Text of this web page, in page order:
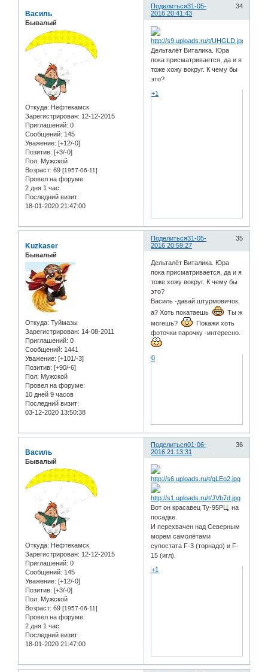
Поделиться 34
31-05-
2016 20:41:43
Василь
Бывалый
Откуда: Нефтекамск
Зарегистрирован: 12-12-2015
Приглашений: 0
Сообщений: 145
Уважение: [+12/-0]
Позитив: [+3/-0]
Пол: Мужской
Возраст: 69 [1957-06-11]
Провел на форуме:
2 дня 1 час
Последний визит:
18-01-2020 21:47:00
Дельталёт Виталика. Юра
пока присматривается, да и я
тоже хожу вокруг. К чему бы
это?
+1
Поделиться 35
31-05-
2016 20:59:27
Kuzkaser
Бывалый
Откуда: Туймазы
Зарегистрирован: 14-08-2011
Приглашений: 0
Сообщений: 1441
Уважение: [+101/-3]
Позитив: [+90/-6]
Пол: Мужской
Провел на форуме:
10 дней 9 часов
Последний визит:
03-12-2020 13:50:38
Дельталёт Виталика. Юра
пока присматривается, да и я
тоже хожу вокруг. К чему бы
это?
Василь -давай штурмовичок,
а? Хоть покатаешь
Ты ж
могешь?
Покажи хоть
фоточки парочку -интересно.
0
Поделиться 36
01-06-
2016 21:13:31
Василь
Бывалый
Откуда: Нефтекамск
Зарегистрирован: 12-12-2015
Приглашений: 0
Сообщений: 145
Уважение: [+12/-0]
Позитив: [+3/-0]
Пол: Мужской
Возраст: 69 [1957-06-11]
Провел на форуме:
2 дня 1 час
Последний визит:
18-01-2020 21:47:00
Вот он красавец Ту-95РЦ, на
посадке.
И перехвачен над Северным
морем самолётами
супостата F-3 (торнадо) и F-
15 (игл).
+1